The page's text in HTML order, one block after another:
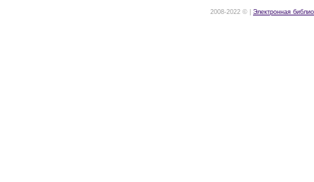
2008-2022 © | Электронная